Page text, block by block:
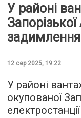
У районі
12 сер 2025, 19:22
У районі
окупованої